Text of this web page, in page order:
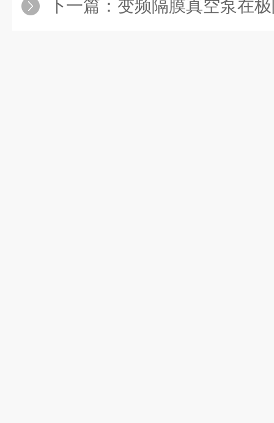
下一篇： 变频隔膜真空泵在极限真空度